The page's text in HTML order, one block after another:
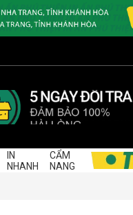
IN
NHANH
CẨM
NANG